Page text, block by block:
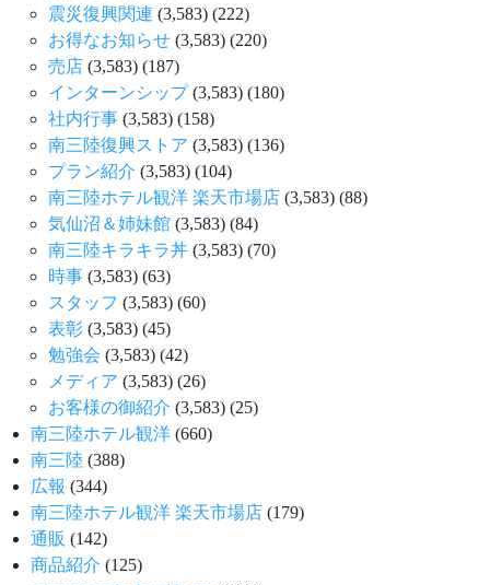
震災復興関連 (3,583) (222)
お得なお知らせ (3,583) (220)
売店 (3,583) (187)
インターンシップ(3,583) (180)
社内行事 (3,583) (158)
南三陸復興ストア (3,583) (136)
プラン紹介 (3,583) (104)
南三陸ホテル観洋 楽天市場店 (3,583) (88)
気仙沼＆姉妹館 (3,583) (84)
南三陸キラキラ丼 (3,583) (70)
時事 (3,583) (63)
スタッフ (3,583) (60)
表彰 (3,583) (45)
勉強会 (3,583) (42)
メディア (3,583) (26)
お客様の御紹介 (3,583) (25)
南三陸ホテル観洋 (660)
南三陸 (388)
広報 (344)
南三陸ホテル観洋 楽天市場店 (179)
通販 (142)
商品紹介 (125)